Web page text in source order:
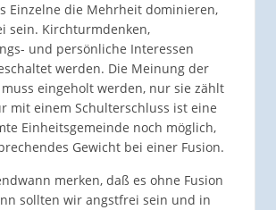
Einzelne die Mehrheit dominieren,
sein. Kirchturmdenken,
und persönliche Interessen
werden. Die Meinung der
eingeholt werden, nur sie zählt
mit einem Schulterschluss ist eine
Einheitsgemeinde noch möglich,
Gewicht bei einer Fusion.
merken, daß es ohne Fusion
sollten wir angstfrei sein und in